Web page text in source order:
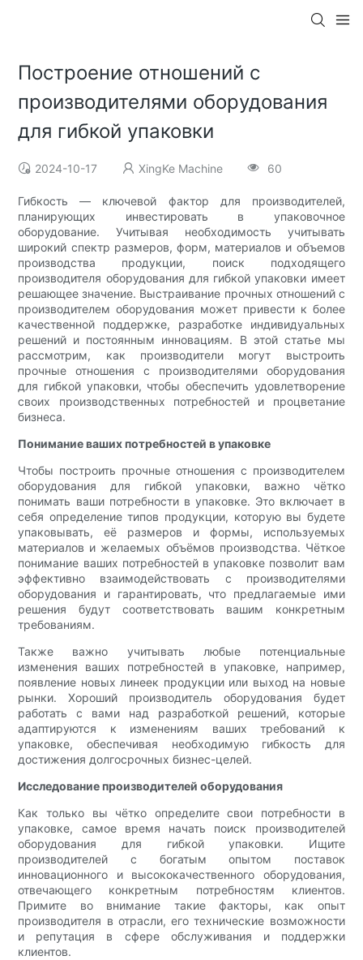
Построение отношений с
производителями оборудования
для гибкой упаковки
2024-10-17 XingKe Machine 60
Гибкость — ключевой фактор для производителей,
планирующих инвестировать в упаковочное
оборудование. Учитывая необходимость учитывать
широкий спектр размеров, форм, материалов и объемов
производства продукции, поиск подходящего
производителя оборудования для гибкой упаковки имеет
решающее значение. Выстраивание прочных отношений с
производителем оборудования может привести к более
качественной поддержке, разработке индивидуальных
решений и постоянным инновациям. В этой статье мы
рассмотрим, как производители могут выстроить
прочные отношения с производителями оборудования
для гибкой упаковки, чтобы обеспечить удовлетворение
своих производственных потребностей и процветание
бизнеса.
Понимание ваших потребностей в упаковке
Чтобы построить прочные отношения с производителем
оборудования для гибкой упаковки, важно чётко
понимать ваши потребности в упаковке. Это включает в
себя определение типов продукции, которую вы будете
упаковывать, её размеров и формы, используемых
материалов и желаемых объёмов производства. Чёткое
понимание ваших потребностей в упаковке позволит вам
эффективно взаимодействовать с производителями
оборудования и гарантировать, что предлагаемые ими
решения будут соответствовать вашим конкретным
требованиям.
Также важно учитывать любые потенциальные
изменения ваших потребностей в упаковке, например,
появление новых линеек продукции или выход на новые
рынки. Хороший производитель оборудования будет
работать с вами над разработкой решений, которые
адаптируются к изменениям ваших требований к
упаковке, обеспечивая необходимую гибкость для
достижения долгосрочных бизнес-целей.
Исследование производителей оборудования
Как только вы чётко определите свои потребности в
упаковке, самое время начать поиск производителей
оборудования для гибкой упаковки. Ищите
производителей с богатым опытом поставок
инновационного и высококачественного оборудования,
отвечающего конкретным потребностям клиентов.
Примите во внимание такие факторы, как опыт
производителя в отрасли, его технические возможности
и репутация в сфере обслуживания и поддержки
клиентов.